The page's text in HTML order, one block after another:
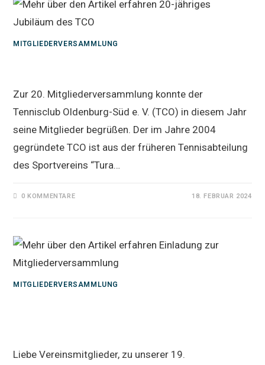
MITGLIEDERVERSAMMLUNG
Zur 20. Mitgliederversammlung konnte der
Tennisclub Oldenburg-Süd e. V. (TCO) in diesem Jahr
seine Mitglieder begrüßen. Der im Jahre 2004
gegründete TCO ist aus der früheren Tennisabteilung
des Sportvereins “Tura…
0 KOMMENTARE 18. FEBRUAR 2024
MITGLIEDERVERSAMMLUNG
Liebe Vereinsmitglieder, zu unserer 19.